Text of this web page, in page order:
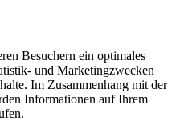
Besuchern ein optimales
und Marketingzwecken
Im Zusammenhang mit der
Informationen auf Ihrem